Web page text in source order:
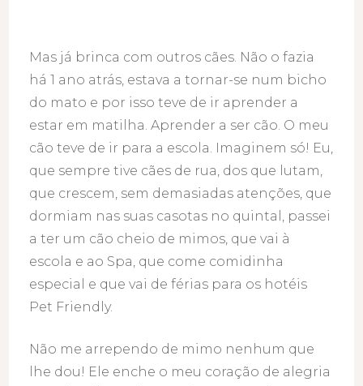
Mas já brinca com outros cães. Não o fazia
há 1 ano atrás, estava a tornar-se num bicho
do mato e por isso teve de ir aprender a
estar em matilha. Aprender a ser cão. O meu
cão teve de ir para a escola. Imaginem só! Eu,
que sempre tive cães de rua, dos que lutam,
que crescem, sem demasiadas atenções, que
dormiam nas suas casotas no quintal, passei
a ter um cão cheio de mimos, que vai à
escola e ao Spa, que come comidinha
especial e que vai de férias para os hotéis
Pet Friendly.
Não me arrependo de mimo nenhum que
lhe dou! Ele enche o meu coração de alegria